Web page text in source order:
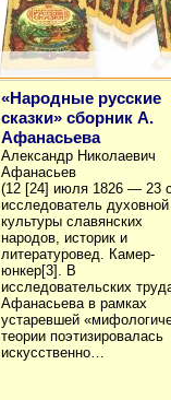
«Народные русские
сказки» сборник А.
Афанасьева
Александр Николаевич
Афанасьев
(12 [24] июля 1826 — 23
исследователь духовной
культуры славянских
народов, историк и
литературовед. Камер-
юнкер[3]. В
исследовательских
Афанасьева в рамках
устаревшей
теории поэтизировалась
искусственно…